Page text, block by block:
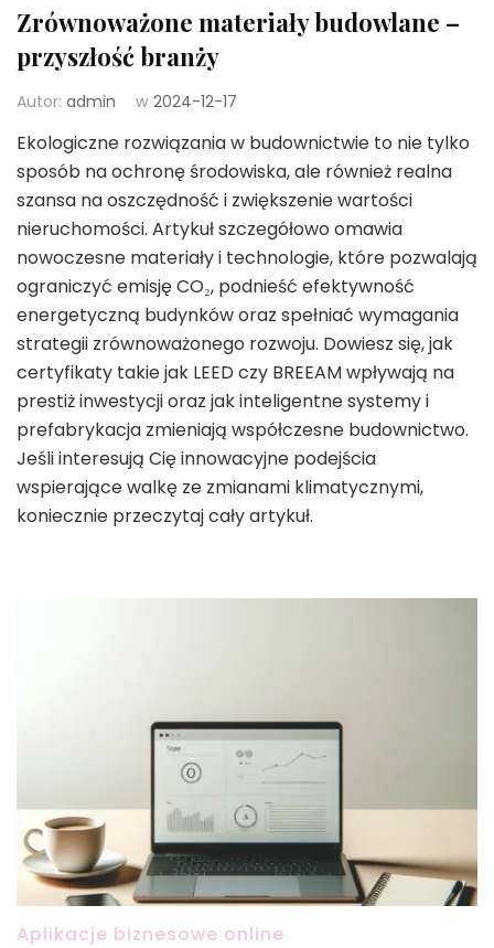
Zrównoważone materiały budowlane –
przyszłość branży
Autor: admin w 2024-12-17
Ekologiczne rozwiązania w budownictwie to nie tylko
sposób na ochronę środowiska, ale również realna
szansa na oszczędność i zwiększenie wartości
nieruchomości. Artykuł szczegółowo omawia
nowoczesne materiały i technologie, które pozwalają
ograniczyć emisję CO₂, podnieść efektywność
energetyczną budynków oraz spełniać wymagania
strategii zrównoważonego rozwoju. Dowiesz się, jak
certyfikaty takie jak LEED czy BREEAM wpływają na
prestiż inwestycji oraz jak inteligentne systemy i
prefabrykacja zmieniają współczesne budownictwo.
Jeśli interesują Cię innowacyjne podejścia
wspierające walkę ze zmianami klimatycznymi,
koniecznie przeczytaj cały artykuł.
Aplikacje biznesowe online